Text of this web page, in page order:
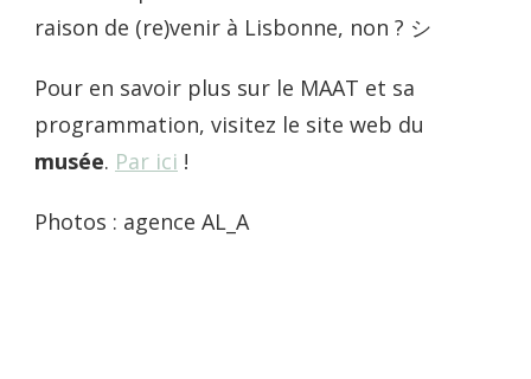
raison de (re)venir à Lisbonne, non ? シ
Pour en savoir plus sur le MAAT et sa
programmation, visitez le site web du
musée. Par ici !
Photos : agence AL_A